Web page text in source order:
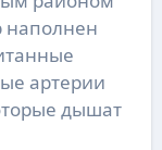
наполнен
артерии
дышат